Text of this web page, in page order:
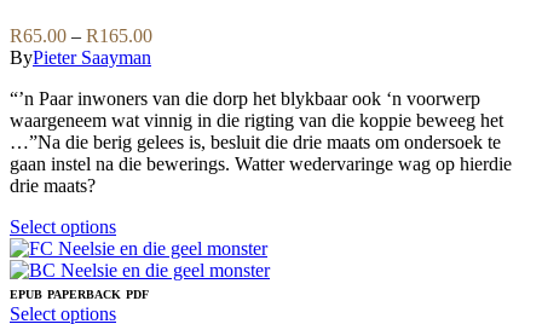
may
be
chosen
on
the
product
page
variants.
The
options
may
be
chosen
on
page
R65.00 – R165.00Price
through
R165.00
ByPieter Saayman
“’n Paar inwoners van die dorp het blykbaar ook ‘n voorwerp
waargeneem wat vinnig in die rigting van die koppie beweeg het
…”Na die berig gelees is, besluit die drie maats om ondersoek te
gaan instel na die bewerings. Watter wedervaringe wag op hierdie
drie maats?
Select optionsThis
product
has
multiple
variants.
EPUB PAPERBACK PDF
Select optionsThis